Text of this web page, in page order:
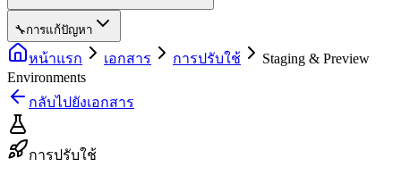
🔧การแก้ปัญหา
หน้าแรก เอกสาร การปรับใช้
Staging & Preview
Environments
กลับไปยังเอกสาร
การปรับใช้